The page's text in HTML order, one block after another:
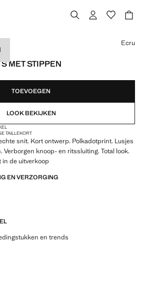
MET STIPPEN
[€ 39,99 ]
Ecru
TOEVOEGEN
LOOK BEKIJKEN
TAILLEKORT
snit. Kort ontwerp. Polkadotprint. Lusjes
Verborgen knoop- en ritssluiting. Total look.
de uitverkoop
EN VERZORGING
en trends